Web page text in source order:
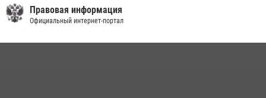
секретами своего семейного счастья
08 июля 2026, 07:48 4
Правовая информация
Официальный интернет-портал